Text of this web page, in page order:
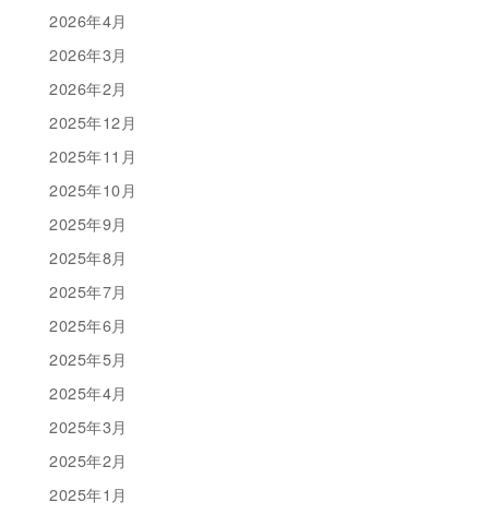
2026年4月
2026年3月
2026年2月
2025年12月
2025年11月
2025年10月
2025年9月
2025年8月
2025年7月
2025年6月
2025年5月
2025年4月
2025年3月
2025年2月
2025年1月